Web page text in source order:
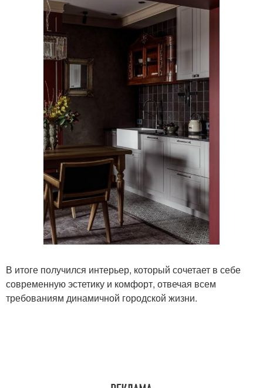
В итоге получился интерьер, который сочетает в себе
современную эстетику и комфорт, отвечая всем
требованиям динамичной городской жизни.